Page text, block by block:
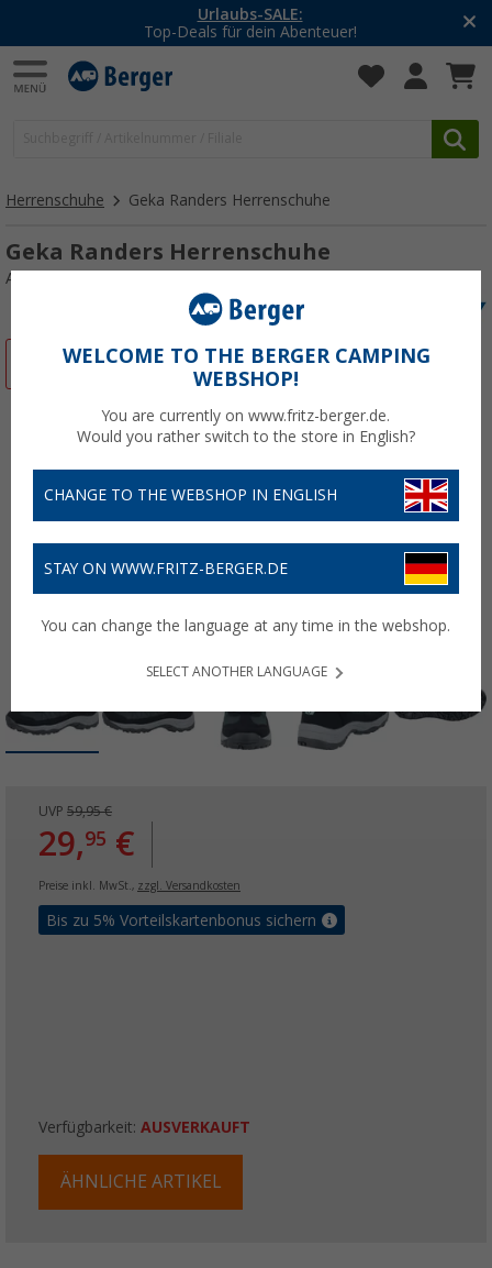
Urlaubs-SALE:
Top-Deals für dein Abenteuer!
Herrenschuhe Geka Randers Herrenschuhe
Geka Randers Herrenschuhe
Art.-Nr.: 61557041
UVP 59,95 €
29,95 €
Preise inkl. MwSt., zzgl. Versandkosten
Bis zu 5% Vorteilskartenbonus sichern
Verfügbarkeit: AUSVERKAUFT
ÄHNLICHE ARTIKEL
WELCOME TO THE BERGER CAMPING
WEBSHOP!
You are currently on www.fritz-berger.de.
Would you rather switch to the store in English?
CHANGE TO THE WEBSHOP IN ENGLISH
STAY ON WWW.FRITZ-BERGER.DE
You can change the language at any time in the webshop.
SELECT ANOTHER LANGUAGE